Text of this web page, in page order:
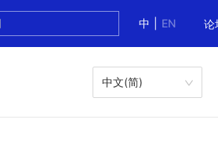
中
EN 论
中文(简)